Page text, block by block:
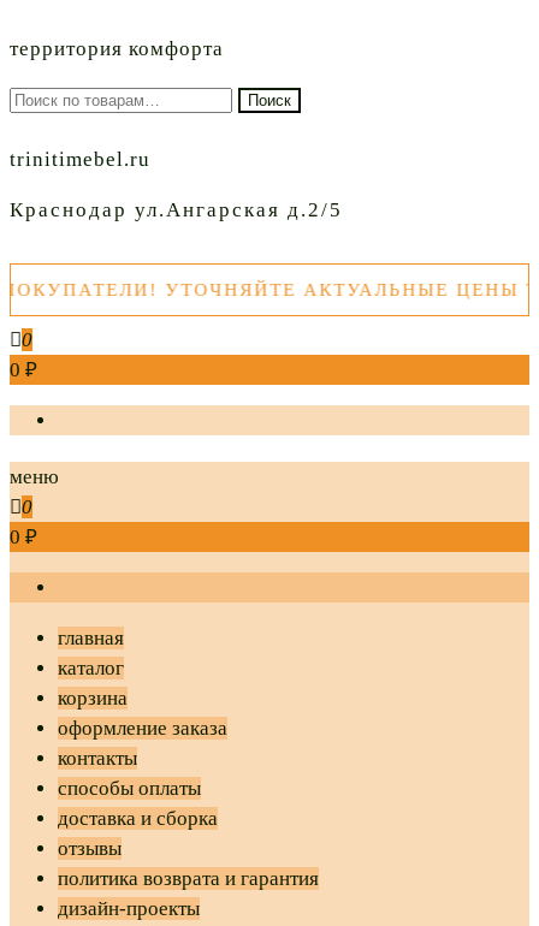
территория комфорта
Искать: Поиск
trinitimebel.ru
Краснодар ул.Ангарская д.2/5
УТОЧНЯЙТЕ АКТУАЛЬНЫЕ ЦЕНЫ
0
0 ₽
меню
0
0 ₽
главная
каталог
корзина
оформление заказа
контакты
способы оплаты
доставка и сборка
отзывы
политика возврата и гарантия
дизайн-проекты